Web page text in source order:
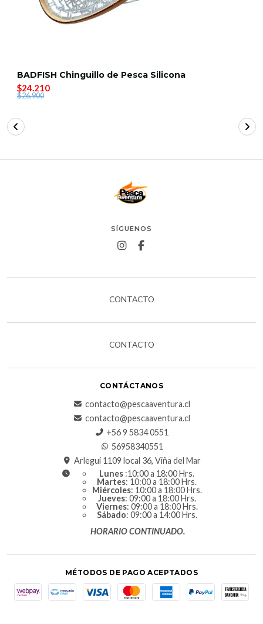
BADFISH Chinguillo de Pesca Silicona
$24.210
$26.900
SÍGUENOS
CONTACTO
CONTACTO
CONTÁCTANOS
contacto@pescaaventura.cl
contacto@pescaaventura.cl
+56 9 5834 0551
56958340551
Arlegui 1109 local 36, Viña del Mar
Lunes :10:00 a 18:00 Hrs.
Martes: 10:00 a 18:00 Hrs.
Miércoles: 10:00 a 18:00 Hrs.
Jueves: 09:00 a 18:00 Hrs.
Viernes: 09:00 a 18:00 Hrs.
Sábado: 09:00 a 14:00 Hrs.
HORARIO CONTINUADO.
MÉTODOS DE PAGO ACEPTADOS